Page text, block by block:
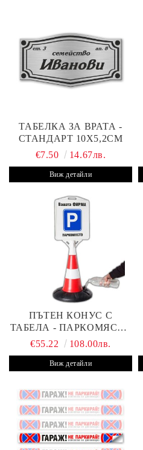
ТАБЕЛКА ЗА ВРАТА -
СТАНДАРТ 10Х5,2СМ
€7.50
14.67лв.
Виж детайли
ПЪТЕН КОНУС С
ТАБЕЛА - ПАРКОМЯСТО
(С ВАШАТА ФИРМА)
€55.22 108.00лв.
Виж детайли